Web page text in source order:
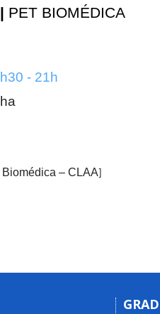
PET BIOMÉDICA
- 21h
– CLAA